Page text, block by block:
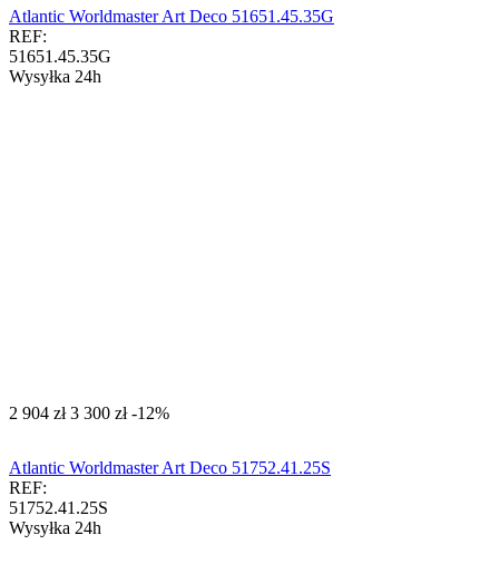
Atlantic Worldmaster Art Deco 51651.45.35G
REF:
51651.45.35G
Wysyłka 24h
‍2 904‍ zł ‍3 300‍ zł -12%
Atlantic Worldmaster Art Deco 51752.41.25S
REF:
51752.41.25S
Wysyłka 24h